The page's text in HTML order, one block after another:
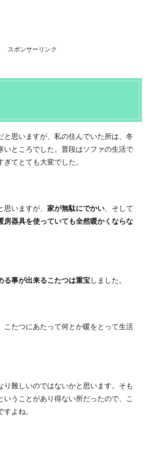
スポンサーリンク
と思いますが、私の住んでいた所は、冬
いところでした。普段はソファの生活で
てとても大変でした。
いますが、 家が無駄にでかい 、そして
房器具を使っていても全然暖かくならな
る事が出来るこたつは重宝しました。
こたつにあたって何とか暖をとって生活
り難しいのではないかと思います。そも
いうことがあり得ない所だったので、こ
よね。